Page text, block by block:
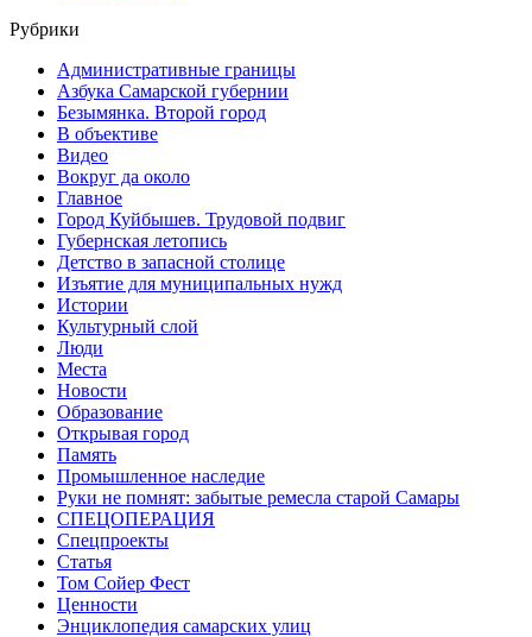
Рубрики
Административные границы
Азбука Самарской губернии
Безымянка. Второй город
В объективе
Видео
Вокруг да около
Главное
Город Куйбышев. Трудовой подвиг
Губернская летопись
Детство в запасной столице
Изъятие для муниципальных нужд
Истории
Культурный слой
Люди
Места
Новости
Образование
Открывая город
Память
Промышленное наследие
Руки не помнят: забытые ремесла старой Самары
СПЕЦОПЕРАЦИЯ
Спецпроекты
Статья
Том Сойер Фест
Ценности
Энциклопедия самарских улиц